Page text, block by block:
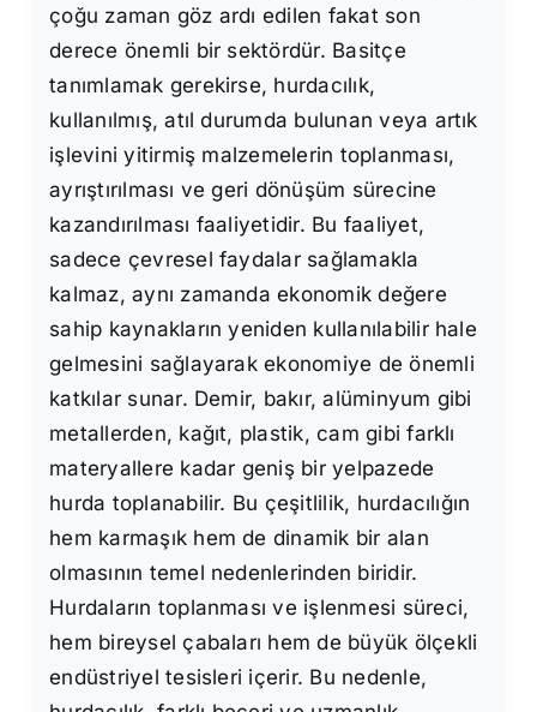
çoğu zaman göz ardı edilen fakat son
derece önemli bir sektördür. Basitçe
tanımlamak gerekirse, hurdacılık,
kullanılmış, atıl durumda bulunan veya artık
işlevini yitirmiş malzemelerin toplanması,
ayrıştırılması ve geri dönüşüm sürecine
kazandırılması faaliyetidir. Bu faaliyet,
sadece çevresel faydalar sağlamakla
kalmaz, aynı zamanda ekonomik değere
sahip kaynakların yeniden kullanılabilir hale
gelmesini sağlayarak ekonomiye de önemli
katkılar sunar. Demir, bakır, alüminyum gibi
metallerden, kağıt, plastik, cam gibi farklı
materyallere kadar geniş bir yelpazede
hurda toplanabilir. Bu çeşitlilik, hurdacılığın
hem karmaşık hem de dinamik bir alan
olmasının temel nedenlerinden biridir.
Hurdaların toplanması ve işlenmesi süreci,
hem bireysel çabaları hem de büyük ölçekli
endüstriyel tesisleri içerir. Bu nedenle,